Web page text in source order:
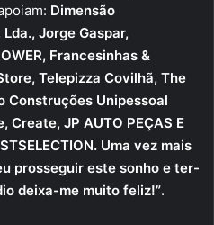
Dimensão
Jorge Gaspar,
Francesinhas &
Telepizza Covilhã, The
Construções Unipessoal
Create, JP AUTO PEÇAS E
Uma vez mais
prosseguir este sonho e ter-
deixa-me muito feliz!”.